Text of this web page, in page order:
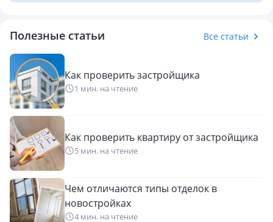
Полезные статьи Все статьи
Как проверить застройщика
1 мин. на чтение
Как проверить квартиру от застройщика
5 мин. на чтение
Чем отличаются типы отделок в
новостройках
4 мин. на чтение